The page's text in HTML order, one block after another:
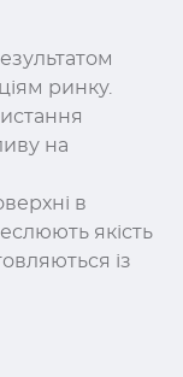
ринку.
на
в
якість
із